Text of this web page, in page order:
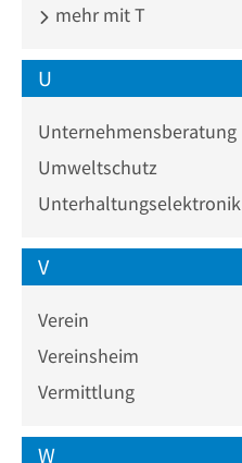
mehr mit T
U
Unternehmensberatung
Umweltschutz
Unterhaltungselektronik
V
Verein
Vereinsheim
Vermittlung
W